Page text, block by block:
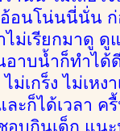
อ้อนโน่นนี่นั่น
เรียกมาดู ดูแ
อาบน้ำก็ทำไ
ม่เกร็ง ไม่เห
ละก็ได้เวลา
บกินเด็ก แนะ